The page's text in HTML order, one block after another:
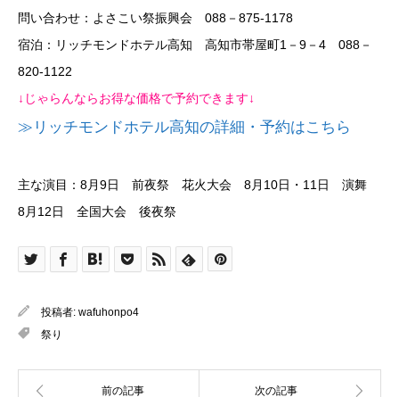
問い合わせ：よさこい祭振興会 088－875-1178
宿泊：リッチモンドホテル高知 高知市帯屋町1－9－4 088－
820-1122
↓じゃらんならお得な価格で予約できます↓
≫リッチモンドホテル高知の詳細・予約はこちら
主な演目：8月9日 前夜祭 花火大会 8月10日・11日 演舞
8月12日 全国大会 後夜祭
投稿者: wafuhonpo4
祭り